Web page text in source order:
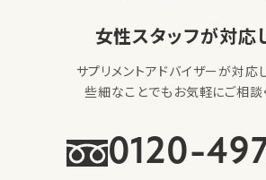
女性スタッフが対応
サプリメントアドバイザーが対応
些細なことでもお気軽にご相談
0120-